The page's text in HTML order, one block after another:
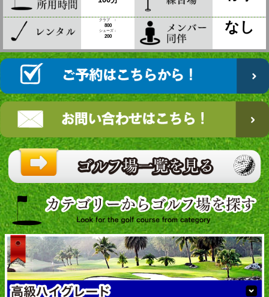
クラブ ：
800
シューズ：
200
なし